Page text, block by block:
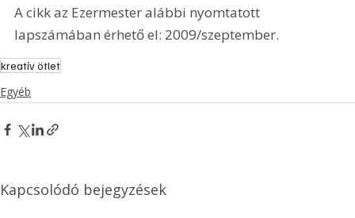
A cikk az Ezermester alábbi nyomtatott
lapszámában érhető el: 2009/szeptember.
kreatív ötlet
Egyéb
Kapcsolódó bejegyzések